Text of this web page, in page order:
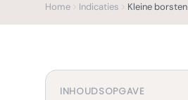
Home Indicaties Kleine borsten
INHOUDSOPGAVE